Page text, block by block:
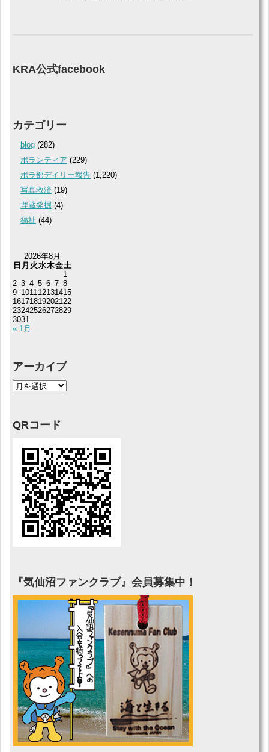
KRA公式facebook
カテゴリー
blog (282)
ボランティア (229)
ボラ部デイリー報告 (1,220)
写真救済 (19)
埋蔵発掘 (4)
福祉 (44)
2026年8月
日 月 火水木金土
« 1月
1
2 3 4 5 6 7 8
9 1011 12131415
161718192021 22
23242526272829
3031
アーカイブ
QRコード
『気仙沼ファンクラブ』会員募集中！